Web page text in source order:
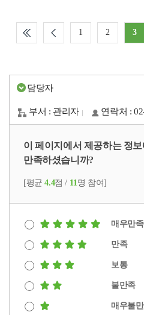
1 2 3
담당자
부서 : 관리자 연락처 :
이 페이지에서 제공하는 정
만족하셨습니까?
[평균4.4점 / 11명 참여]
매우만족
만족
보통
불만족
매우불